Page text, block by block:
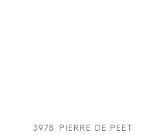
3978 PIERRE DE PEET